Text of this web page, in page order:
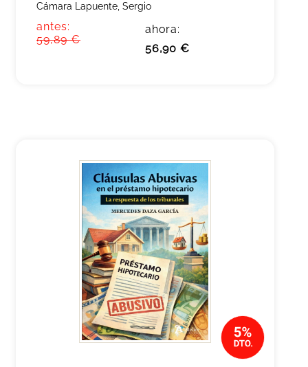
Cámara Lapuente, Sergio
antes:
59,89 €
ahora:
56,90 €